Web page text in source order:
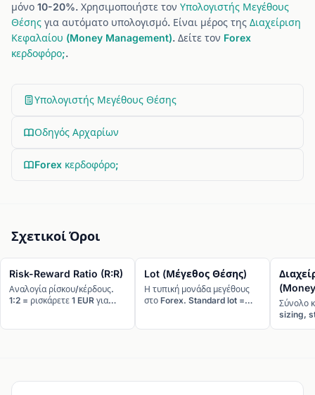
μόνο 10-20%. Χρησιμοποιήστε τον Υπολογιστής Μεγέθους
Θέσης για αυτόματο υπολογισμό. Είναι μέρος της Διαχείριση
Κεφαλαίου (Money Management). Δείτε τον Forex
κερδοφόρο;.
Υπολογιστής Μεγέθους Θέσης
Οδηγός Αρχαρίων
Forex κερδοφόρο;
Σχετικοί Όροι
Risk-Reward Ratio (R:R)
Αναλογία ρίσκου/κέρδους.
1:2 = ρισκάρετε 1 EUR για
Lot (Μέγεθος Θέσης)
Η τυπική μονάδα μεγέθους
στο Forex. Standard lot =
Σύνολο
sizing,